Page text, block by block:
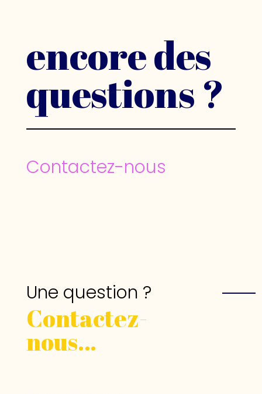
encore des
questions ?
Contactez-nous
Une question ?
Contactez-
nous…